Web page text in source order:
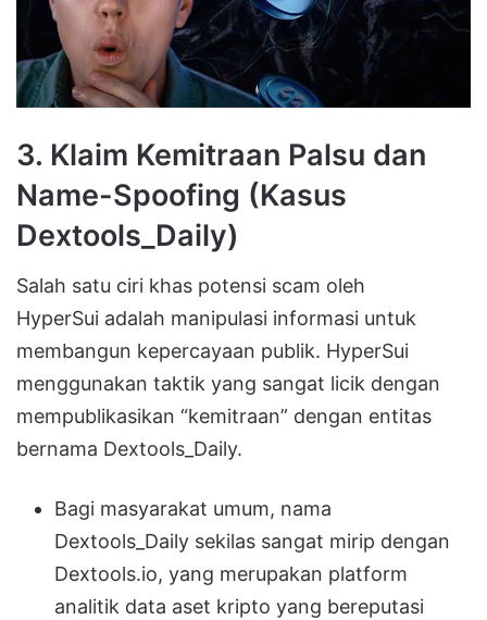
3. Klaim Kemitraan Palsu dan
Name-Spoofing (Kasus
Dextools_Daily)
Salah satu ciri khas potensi scam oleh
HyperSui adalah manipulasi informasi untuk
membangun kepercayaan publik. HyperSui
menggunakan taktik yang sangat licik dengan
mempublikasikan “kemitraan” dengan entitas
bernama Dextools_Daily.
Bagi masyarakat umum, nama
Dextools_Daily sekilas sangat mirip dengan
Dextools.io, yang merupakan platform
analitik data aset kripto yang bereputasi